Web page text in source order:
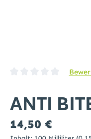
Durchschnittliche
ANTI
Regulärer Preis:
14,50 €